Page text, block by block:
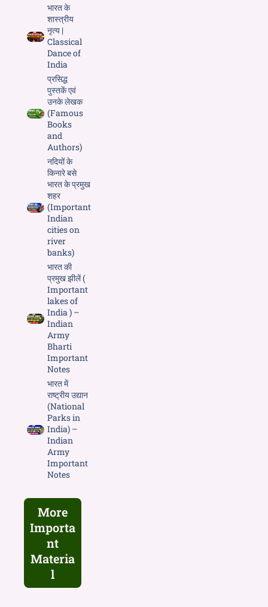
भारत के
शास्त्रीय
नृत्य |
Classical
Dance of
India
प्रसिद्ध
पुस्तकें एवं
उनके लेखक
(Famous
Books
and
Authors)
नदियों के
किनारे बसे
भारत के प्रमुख
शहर
(Important
Indian
cities on
river
banks)
भारत की
प्रमुख झीलें (
Important
lakes of
India ) –
Indian
Army
Bharti
Important
Notes
भारत में
राष्ट्रीय उद्यान
(National
Parks in
India) –
Indian
Army
Important
Notes
More
Importa
nt
Materia
l